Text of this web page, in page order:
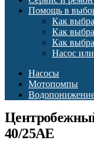
Помощь в
Как
Как
Как
Насос
Насосы
Мотопомпы
40/25AE